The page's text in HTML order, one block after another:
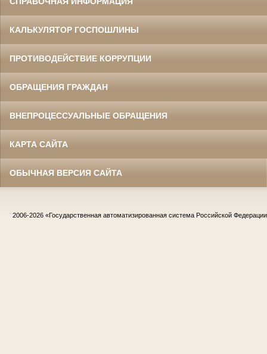
КАЛЬКУЛЯТОР ГОСПОШЛИНЫ
ПРОТИВОДЕЙСТВИЕ КОРРУПЦИИ
ОБРАЩЕНИЯ ГРАЖДАН
ВНЕПРОЦЕССУАЛЬНЫЕ ОБРАЩЕНИЯ
КАРТА САЙТА
ОБЫЧНАЯ ВЕРСИЯ САЙТА
2006-2026 «Государственная автоматизированная система Российской